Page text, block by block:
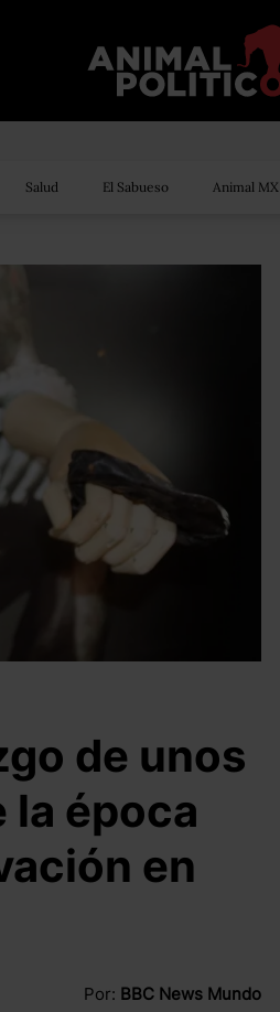
Salud El Sabueso Animal MX
de unos
la época
en
Por: BBC News Mundo